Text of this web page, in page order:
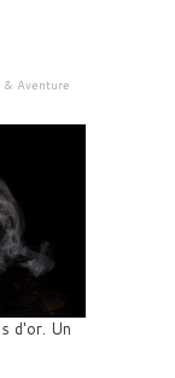
& Aventure
d'or. Un